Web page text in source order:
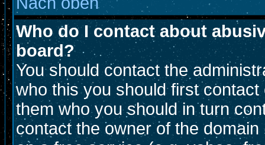
Who do I contact about
board?
You should contact the
who this you should first
them who you should in turn
contact the owner of the